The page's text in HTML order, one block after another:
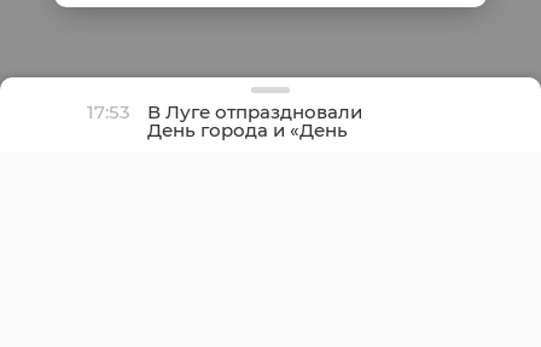
17:53 В Луге отпраздновали
День города и «День
детства»